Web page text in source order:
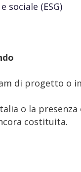
sociale (ESG)
di progetto o
o la
costituita.